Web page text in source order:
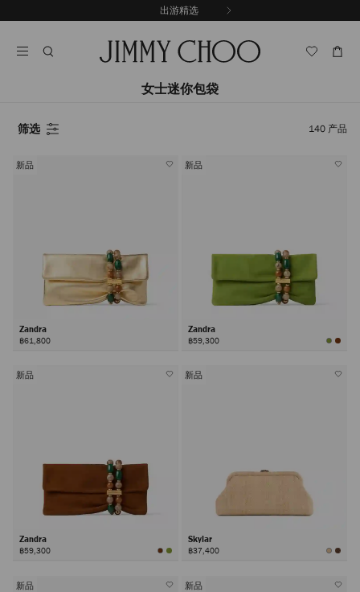
至
出游精选
女士迷你包袋
筛选 140 产品
新品
Zandra
฿61,800
新品
Zandra
฿59,300
新品
Zandra
฿59,300
新品
Skylar
฿37,400
新品 新品